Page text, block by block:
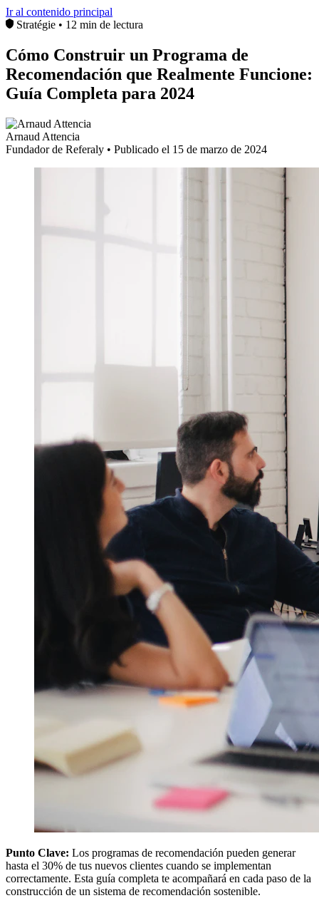
Ir al contenido principal
Stratégie • 12 min de lectura
Cómo Construir un Programa de
Recomendación que Realmente Funcione:
Guía Completa para 2024
Arnaud Attencia
Fundador de Referaly • Publicado el 15 de marzo de 2024
Punto Clave: Los programas de recomendación pueden generar
hasta el 30% de tus nuevos clientes cuando se implementan
correctamente. Esta guía completa te acompañará en cada paso de la
construcción de un sistema de recomendación sostenible.